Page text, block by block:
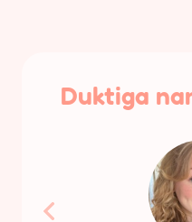
Duktiga